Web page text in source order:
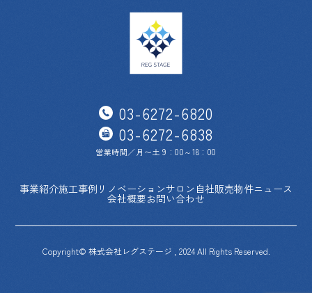
03-6272-6820 03-6272-6838
03-6272-6820
03-6272-6838
営業時間／月〜土 9：00～18：00
事業紹介施工事例 リノベーションサロン 自社販売物件ニュース
会社概要お問い合わせ
Copyright© 株式会社レグステージ , 2024 All Rights Reserved.